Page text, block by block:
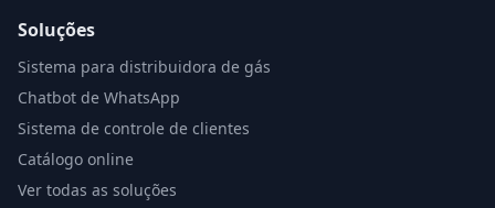
Soluções
Sistema para distribuidora de gás
Chatbot de WhatsApp
Sistema de controle de clientes
Catálogo online
Ver todas as soluções